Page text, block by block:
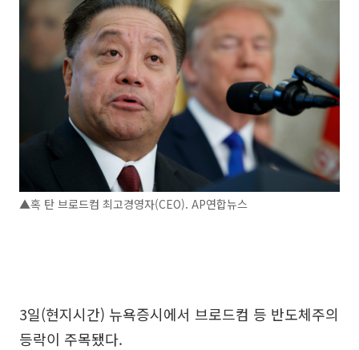
▲혹 탄 브로드컴 최고경영자(CEO). AP연합뉴스
3일(현지시간) 뉴욕증시에서 브로드컴 등 반도체주의
등락이 주목됐다.